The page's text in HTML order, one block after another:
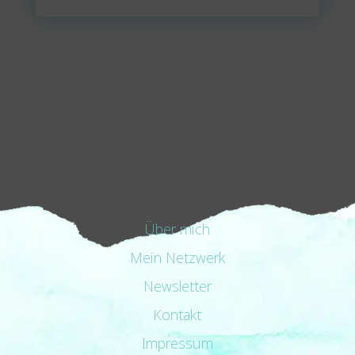
Über mich
Mein Netzwerk
Newsletter
Kontakt
Impressum